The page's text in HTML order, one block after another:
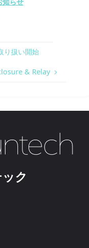
り扱い開始
& Relay
ク